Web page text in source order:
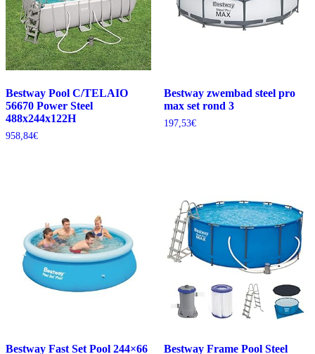
Bestway Pool C/TELAIO
56670 Power Steel
488x244x122H
958,84€
Bestway zwembad steel pro
max set rond 3
197,53€
Bestway Fast Set Pool 244×66 Bestway Frame Pool Steel